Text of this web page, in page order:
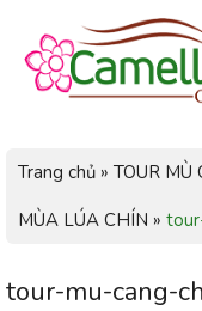
Trang chủ » TOUR MÙ
MÙA LÚA CHÍN »
tour-mu-cang-